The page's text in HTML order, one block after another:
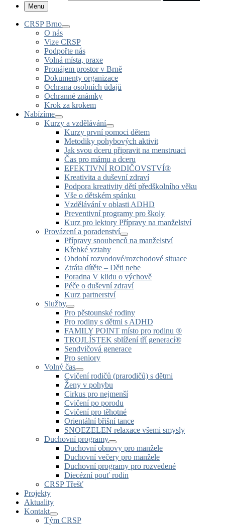
Menu
CRSP Brno
O nás
Vize CRSP
Podpořte nás
Volná místa, praxe
Pronájem prostor v Brně
Dokumenty organizace
Ochrana osobních údajů
Ochranné známky
Krok za krokem
Nabízíme
Kurzy a vzdělávání
Kurzy první pomoci dětem
Metodiky pohybových aktivit
Jak svou dceru připravit na menstruaci
Čas pro mámu a dceru
EFEKTIVNÍ RODIČOVSTVÍ®
Kreativita a duševní zdraví
Podpora kreativity dětí předškolního věku
Vše o dětském spánku
Vzdělávání v oblasti ADHD
Preventivní programy pro školy
Kurz pro lektory Přípravy na manželství
Provázení a poradenství
Přípravy snoubenců na manželství
Křehké vztahy
Období rozvodové/rozchodové situace
Ztráta dítěte – Děti nebe
Poradna V klidu o výchově
Péče o duševní zdraví
Kurz partnerství
Služby
Pro pěstounské rodiny
Pro rodiny s dětmi s ADHD
FAMILY POINT místo pro rodinu ®
TROJLÍSTEK sblížení tří generací®
Sendvičová generace
Pro seniory
Volný čas
Cvičení rodičů (prarodičů) s dětmi
Ženy v pohybu
Cirkus pro nejmenší
Cvičení po porodu
Cvičení pro těhotné
Orientální břišní tance
SNOEZELEN relaxace všemi smysly
Duchovní programy
Duchovní obnovy pro manžele
Duchovní večery pro manžele
Duchovní programy pro rozvedené
Diecézní pouť rodin
CRSP Třešť
Projekty
Aktuality
Kontakt
Tým CRSP